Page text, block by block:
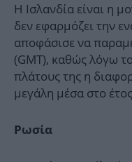
Η Ισλανδία είναι η
δεν εφαρμόζει την
αποφάσισε να
(GMT), καθώς λόγω
πλάτους της η
μεγάλη μέσα στο
Ρωσία